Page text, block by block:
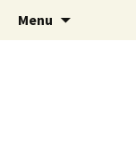
MCA
Le site de la
Arménienne
Menu